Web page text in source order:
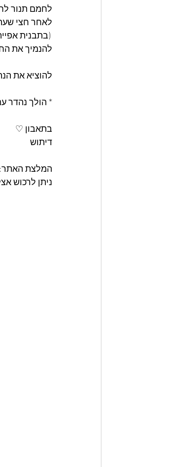
לחמם תנור לחום 220 מעלות
לאחר חצי שעה
להנמיך את החום ל 180 מעלות
להוציא את
* הולך נהדר
בתאבון ♡
דיתוש
המלצת האתר:
ניתן לרכוש אצלנו